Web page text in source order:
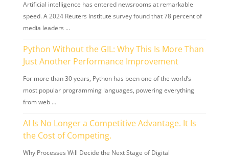
Artificial intelligence has entered newsrooms at remarkable
speed. A 2024 Reuters Institute survey found that 78 percent of
media leaders …
Python Without the GIL: Why This Is More Than
Just Another Performance Improvement
For more than 30 years, Python has been one of the world’s
most popular programming languages, powering everything
from web …
AI Is No Longer a Competitive Advantage. It Is
the Cost of Competing.
Why Processes Will Decide the Next Stage of Digital